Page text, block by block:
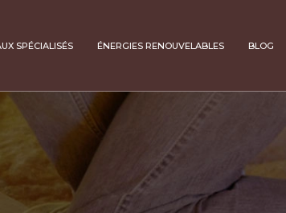
SPÉCIALISÉS ÉNERGIES RENOUVELABLES BLOG